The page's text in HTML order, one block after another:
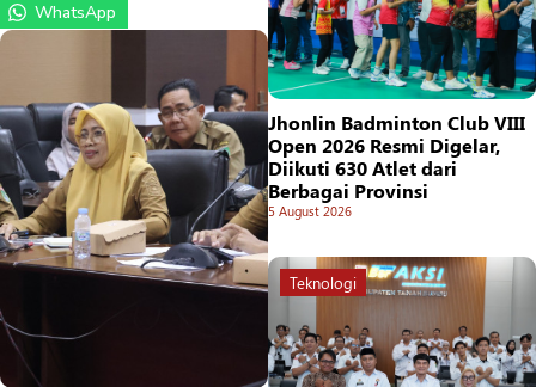
WhatsApp
Jhonlin Badminton Club VIII
Open 2026 Resmi Digelar,
Diikuti 630 Atlet dari
Berbagai Provinsi
5 August 2026
Teknologi